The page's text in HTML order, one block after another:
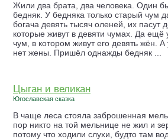
Жили два брата, два человека. Один
бедняк. У бедняка только старый чум
богача девять тысяч оленей, их пасут
которые живут в девяти чумах. Да ещё
чум, в котором живут его девять жён. А
нет жены. Пришёл однажды бедняк ...
Цыган и великан
Югославская сказка
В чаще леса стояла заброшенная
пор никто на той мельнице не жил и
потому что ходили слухи, будто там